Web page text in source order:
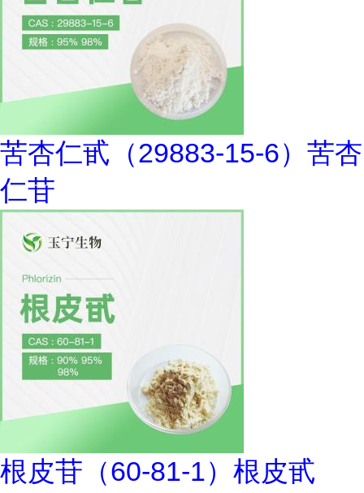
苦杏仁甙（29883-15-6）苦杏
仁苷
根皮苷（60-81-1）根皮甙